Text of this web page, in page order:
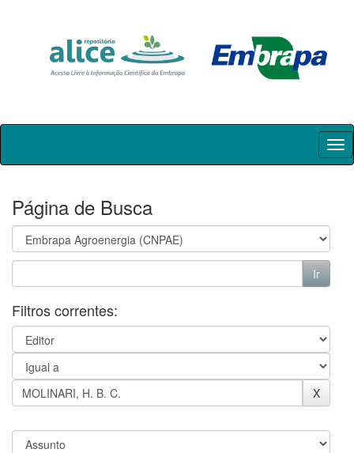
Skip
Página de Busca
Filtros correntes: